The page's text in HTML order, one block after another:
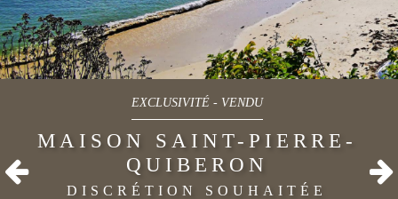
EXCLUSIVITÉ- VENDU
MAISON SAINT-PIERRE-
QUIBERON
DISCRÉTION SOUHAITÉE